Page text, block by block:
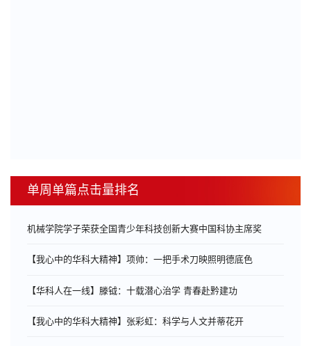
单周单篇点击量排名
机械学院学子荣获全国青少年科技创新大赛中国科协主席奖
【我心中的华科大精神】项帅：一把手术刀映照明德底色
【华科人在一线】滕钺：十载潜心治学 青春赴黔建功
【我心中的华科大精神】张彩虹：科学与人文并蒂花开